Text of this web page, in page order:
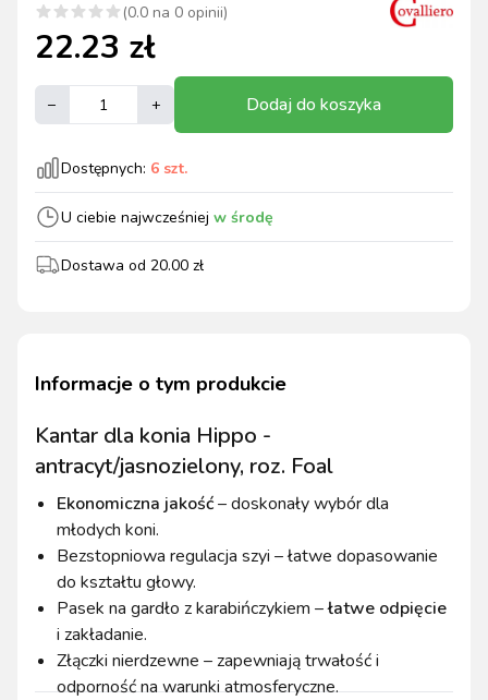
(0.0 na 0 opinii)
22.23 zł
– + Dodaj do koszyka
Dostępnych: 6 szt.
U ciebie najwcześniej w środę
Dostawa od 20.00 zł
Informacje o tym produkcie
Kantar dla konia Hippo -
antracyt/jasnozielony, roz. Foal
Ekonomiczna jakość– doskonały wybór dla
młodych koni.
Bezstopniowa regulacja szyi – łatwe dopasowanie
do kształtu głowy.
Pasek na gardło z karabińczykiem –łatwe odpięcie
i zakładanie.
Złączki nierdzewne – zapewniają trwałość i
odporność na warunki atmosferyczne.